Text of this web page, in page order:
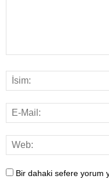
Bir dahaki sefere yorum